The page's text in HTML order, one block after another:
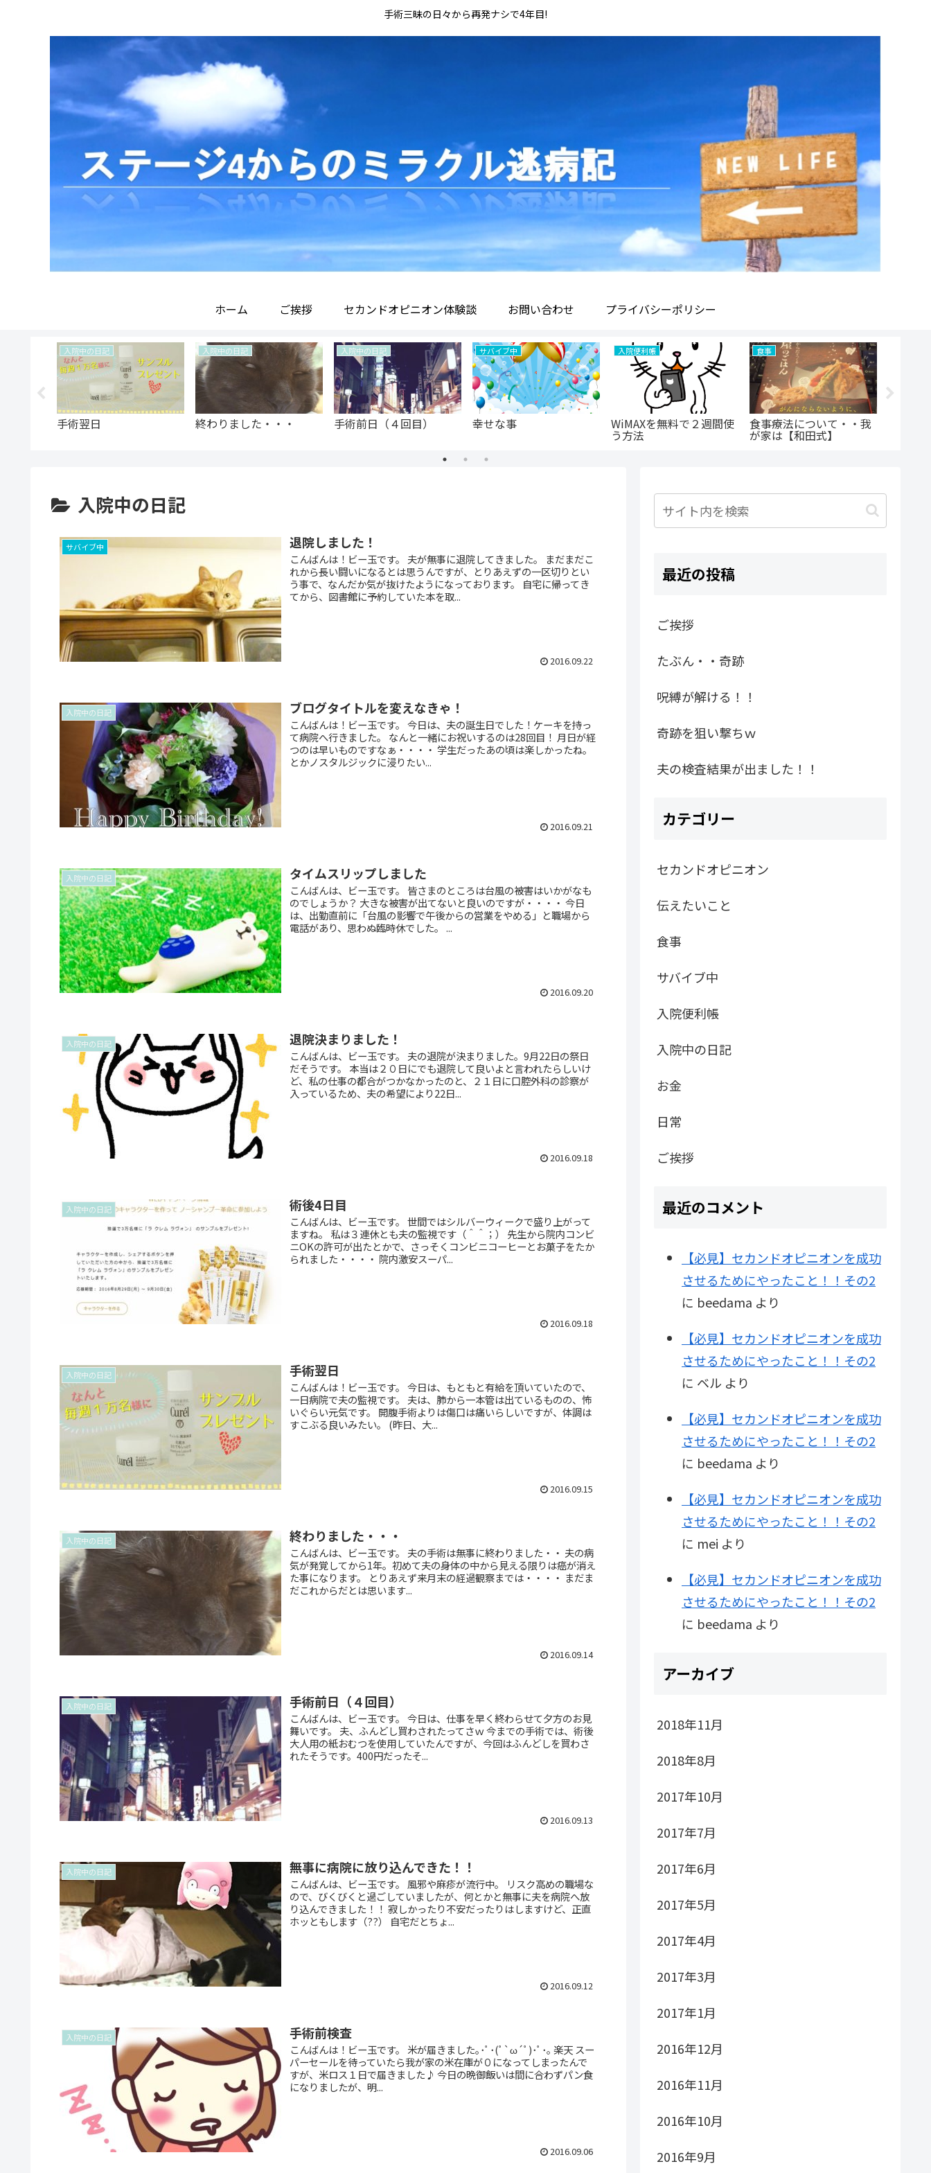
手術三昧の日々から再発ナシで4年目!
ホーム ご挨拶 セカンドオピニオン体験談 お問い合わせ プライバシーポリシー
入院中の日記
手術翌日
入院中の日記
終わりました・・・
入院中の日記
手術前日（４回目）
サバイブ中
幸せな事
入院便利帳
WiMAXを無料で２週間使
う方法
食事
食事療法について・・我
が家は【和田式】
入院中の日記
サバイブ中 退院しました！
こんばんは！ビー玉です。 夫が無事に退院してきました。 まだまだこ
れから長い闘いになるとは思うんですが、とりあえずの一区切りとい
う事で、なんだか気が抜けたようになっております。 自宅に帰ってき
てから、図書館に予約していた本を取...
2016.09.22
入院中の日記 ブログタイトルを変えなきゃ！
こんばんは！ビー玉です。 今日は、夫の誕生日でした！ケーキを持っ
て病院へ行きました。 なんと一緒にお祝いするのは28回目！ 月日が経
つのは早いものですなぁ・・・・ 学生だったあの頃は楽しかったね。
とかノスタルジックに浸りたい...
2016.09.21
入院中の日記 タイムスリップしました
こんばんは、ビー玉です。 皆さまのところは台風の被害はいかがなも
のでしょうか？ 大きな被害が出てないと良いのですが・・・・ 今日
は、出勤直前に「台風の影響で午後からの営業をやめる」と職場から
電話があり、思わぬ臨時休でした。 ...
2016.09.20
入院中の日記 退院決まりました！
こんばんは、ビー玉です。 夫の退院が決まりました。9月22日の祭日
だそうです。 本当は２０日にでも退院して良いよと言われたらしいけ
ど、私の仕事の都合がつかなかったのと、２１日に口腔外科の診察が
入っているため、夫の希望により22日...
2016.09.18
入院中の日記 術後4日目
こんばんは、ビー玉です。 世間ではシルバーウィークで盛り上がって
ますね。 私は３連休とも夫の監視です（＾＾；） 先生から院内コンビ
ニOKの許可が出たとかで、さっそくコンビニコーヒーとお菓子をたか
られました・・・・ 院内激安スーパ...
2016.09.18
入院中の日記 手術翌日
こんばんは！ビー玉です。 今日は、もともと有給を頂いていたので、
一日病院で夫の監視です。 夫は、肺から一本管は出ているものの、怖
いぐらい元気です。 開腹手術よりは傷口は痛いらしいですが、体調は
すこぶる良いみたい。 (昨日、大...
2016.09.15
入院中の日記 終わりました・・・
こんばんは、ビー玉です。 夫の手術は無事に終わりました・・ 夫の病
気が発覚してから1年。初めて夫の身体の中から見える限りは癌が消え
た事になります。 とりあえず来月末の経過観察までは・・・・ まだま
だこれからだとは思います...
2016.09.14
入院中の日記 手術前日（４回目）
こんばんは、ビー玉です。 今日は、仕事を早く終わらせて夕方のお見
舞いです。 夫、ふんどし買わされたってさｗ 今までの手術では、術後
大人用の紙おむつを使用していたんですが、今回はふんどしを買わさ
れたそうです。400円だったそ...
2016.09.13
入院中の日記 無事に病院に放り込んできた！！
こんばんは、ビー玉です。 風邪や麻疹が流行中。 リスク高めの職場な
ので、びくびくと過ごしていましたが、何とかと無事に夫を病院へ放
り込んできました！！ 寂しかったり不安だったりはしますけど、正直
ホッともします（??） 自宅だとちょ...
2016.09.12
入院中の日記 手術前検査
こんばんは！ビー玉です。 米が届きました｡･ﾟ･(ﾟ`ω´ﾟ)･ﾟ･｡ 楽天 スー
パーセールを待っていたら我が家の米在庫が０になってしまったんで
すが、米ロス１日で届きました♪ 今日の晩御飯いは間に合わずパン食
になりましたが、明...
2016.09.06
最近の投稿
ご挨拶
たぶん・・奇跡
呪縛が解ける！！
奇跡を狙い撃ちｗ
夫の検査結果が出ました！！
カテゴリー
セカンドオピニオン
伝えたいこと
食事
サバイブ中
入院便利帳
入院中の日記
お金
日常
ご挨拶
最近のコメント
【必見】セカンドオピニオンを成功
させるためにやったこと！！その2
に beedama より
【必見】セカンドオピニオンを成功
させるためにやったこと！！その2
に ベル より
【必見】セカンドオピニオンを成功
させるためにやったこと！！その2
に beedama より
【必見】セカンドオピニオンを成功
させるためにやったこと！！その2
に mei より
【必見】セカンドオピニオンを成功
させるためにやったこと！！その2
に beedama より
アーカイブ
2018年11月
2018年8月
2017年10月
2017年7月
2017年6月
2017年5月
2017年4月
2017年3月
2017年1月
2016年12月
2016年11月
2016年10月
2016年9月